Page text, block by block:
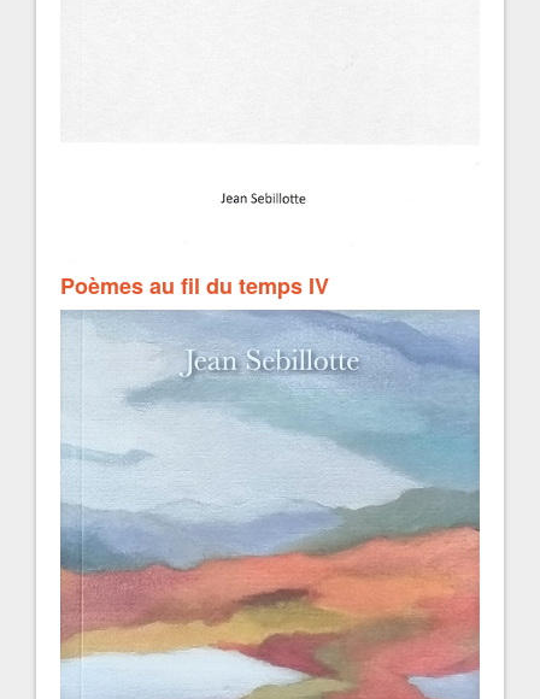
Poèmes au fil du temps IV